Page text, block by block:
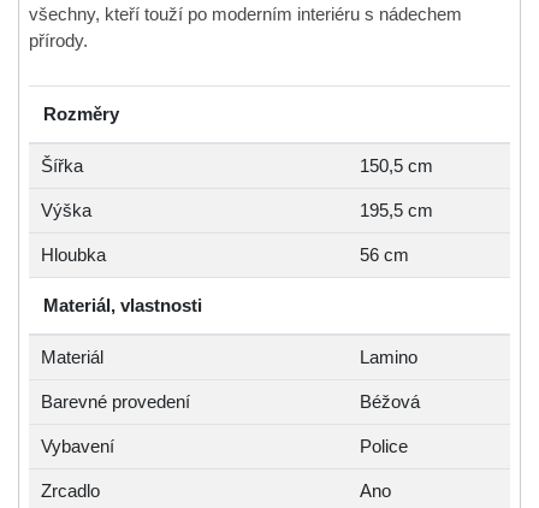
všechny, kteří touží po moderním interiéru s nádechem
přírody.
Rozměry
Šířka 150,5 cm
Výška 195,5 cm
Hloubka 56 cm
Materiál, vlastnosti
Materiál Lamino
Barevné provedení Béžová
Vybavení Police
Zrcadlo Ano